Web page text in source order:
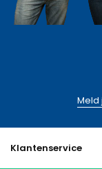
Meld
Klantenservice